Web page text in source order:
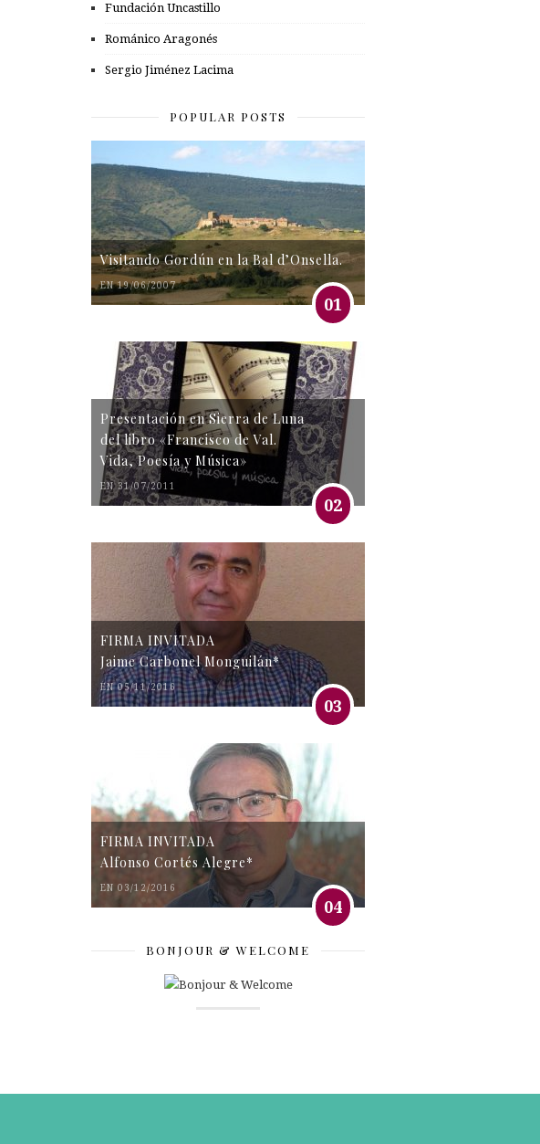
Fundación Uncastillo
Románico Aragonés
Sergio Jiménez Lacima
POPULAR POSTS
Visitando Gordún en la Bal d’Onsella.
EN 19/06/2007
01
Presentación en Sierra de Luna
del libro «Francisco de Val.
Vida, Poesía y Música»
EN 31/07/2011
02
FIRMA INVITADA
Jaime Carbonel Monguilán*
EN 05/11/2016
03
FIRMA INVITADA
Alfonso Cortés Alegre*
EN 03/12/2016
04
BONJOUR & WELCOME